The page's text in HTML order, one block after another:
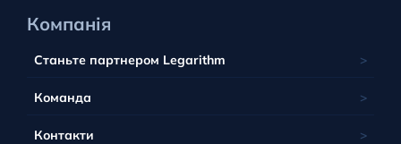
Компанія
Станьте партнером Legarithm
Команда
Контакти